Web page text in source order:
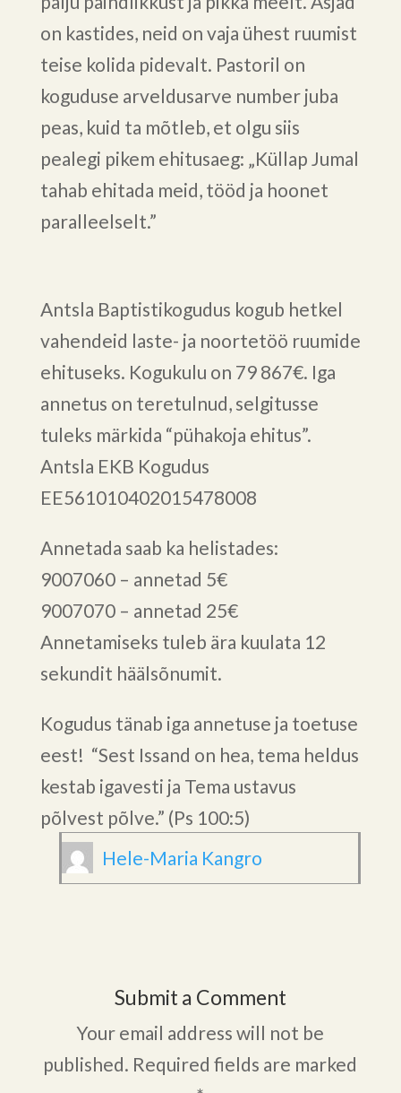
on kastides, neid on vaja ühest ruumist
teise kolida pidevalt. Pastoril on
koguduse arveldusarve number juba
peas, kuid ta mõtleb, et olgu siis
pealegi pikem ehitusaeg: „Küllap Jumal
tahab ehitada meid, tööd ja hoonet
paralleelselt.”
Antsla Baptistikogudus kogub hetkel
vahendeid laste- ja noortetöö ruumide
ehituseks. Kogukulu on 79 867€. Iga
annetus on teretulnud, selgitusse
tuleks märkida “pühakoja ehitus”.
Antsla EKB Kogudus
EE561010402015478008
Annetada saab ka helistades:
9007060 – annetad 5€
9007070 – annetad 25€
Annetamiseks tuleb ära kuulata 12
sekundit häälsõnumit.
Kogudus tänab iga annetuse ja toetuse
eest! “Sest Issand on hea, tema heldus
kestab igavesti ja Tema ustavus
põlvest põlve.” (Ps 100:5)
Hele-Maria Kangro
Submit a Comment
Your email address will not be
published. Required fields are marked